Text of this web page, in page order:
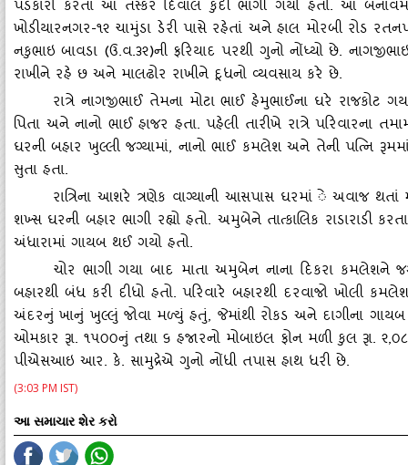
પડકારો કરતાં આ તસ્‍કર દિવાલ કુદી ભાગી ગયો હતો. આ
ખોડીયારનગર-૧૨ ચામુંડા ડેરી પાસે રહેતાં અને હાલ મોરબી રોડ
નકુભાઇ બાવડા (ઉ.વ.૩૨)ની ફરિયાદ પરથી ગુનો નોંધ્‍યો છે.
રાખીને રહે છ અને માલઢોર રાખીને દૂધનો વ્‍યવસાય કરે છે.
રાત્રે નાગજીભાઈ તેમના મોટા ભાઈ હેમુભાઈના ઘરે રાજકોટ
પિતા અને નાનો ભાઈ હાજર હતા. પહેલી તારીખે રાત્રે પરિવારના
ઘરની બહાર ખુલ્લી જગ્‍યામાં, નાનો ભાઈ કમલેશ અને તેની પત્‍નિ
સુતા હતા.
રાત્રિના આશરે ત્રણેક વાગ્‍યાની આસપાસ ઘરમાં ે અવાજ
શખ્‍સ ઘરની બહાર ભાગી રહ્યો હતો. અમુબેને તાત્‍કાલિક
અંધારામાં ગાયબ થઈ ગયો હતો.
ચોર ભાગી ગયા બાદ માતા અમુબેન નાના દિકરા કમલેશને
બહારથી બંધ કરી દીધો હતો. પરિવારે બહારથી દરવાજો ખોલી
અંદરનું ખાનું ખુલ્લું જોવા મળ્‍યું હતું, જેમાંથી રોકડ અને દાગીના ગાયબ
ઓમકાર રૂા. ૧૫૦૦નું તથા ૬ હજારનો મોબાઇલ ફોન મળી કુલ રૂા.
પીએસઆઇ આર. કે. સામુદ્રેએ ગુનો નોંધી તપાસ હાથ ધરી છે.
(3:03 PM IST)
આ સમાચાર શેર કરો